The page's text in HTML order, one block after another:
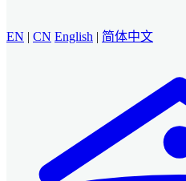
EN | CN English | 简体中文